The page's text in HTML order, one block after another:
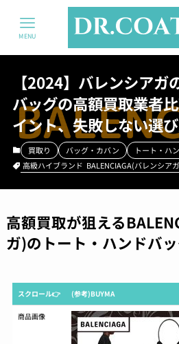
MENU
【2024】バレンシアガ
バッグの高額買取業者
イント、失敗しない選
買取り バッグ・カバン
トート・ハ
高級ハイブランド BALENCIAGA(バレンシア
高額買取が狙える
ガ)のトート・ハンドバ
スクロール👉 (参考)BUYMA
商品画像